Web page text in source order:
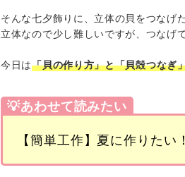
そんな七夕飾りに、立体の貝をつなげ
立体なので少し難しいですが、つなげ
今日は「貝の作り方」と「貝殻つなぎ
💡あわせて読みたい
【簡単工作】夏に作りた